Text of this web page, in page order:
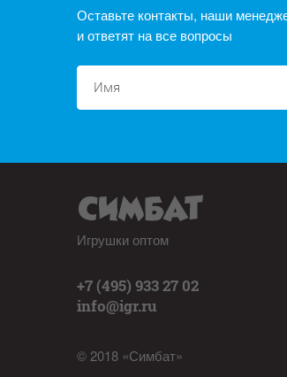
Оставьте контакты, наши
и ответят на все вопросы
Игрушки оптом
+7 (495) 933 27 02
info@igr.ru
© 2018 «Симбат»